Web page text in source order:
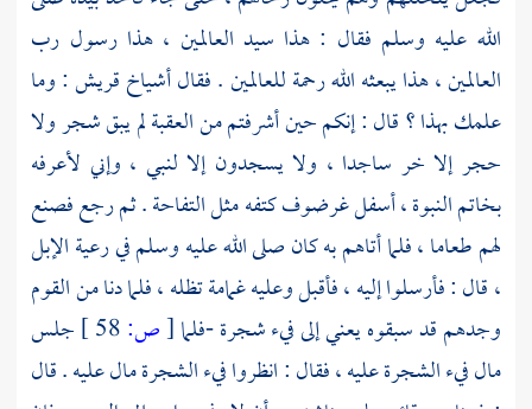
الله عليه وسلم فقال : هذا سيد العالمين ، هذا رسول رب
العالمين ، هذا يبعثه الله رحمة للعالمين . فقال أشياخقريش: وما
علمك بهذا ؟ قال : إنكم حين أشرفتم منالعقبةلم يبق شجر ولا
حجر إلا خر ساجدا ، ولا يسجدون إلا لنبي ، وإني لأعرفه
بخاتم النبوة ، أسفل غرضوف كتفه مثل التفاحة . ثم رجع فصنع
لهم طعاما ، فلما أتاهم به كان صلى الله عليه وسلم في رعية الإبل
، قال : فأرسلوا إليه ، فأقبل وعليه غمامة تظله ، فلما دنا من القوم
وجدهم قد سبقوه يعني إلى فيء شجرة -فلما[ص:
جلس
مال فيء الشجرة عليه ، فقال : انظروا فيء الشجرة مال عليه . قال